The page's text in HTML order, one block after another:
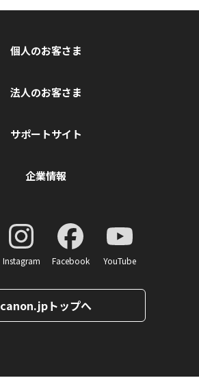
個人のお客さま
法人のお客さま
サポートサイト
企業情報
Instagram Facebook YouTube
canon.jpトップへ